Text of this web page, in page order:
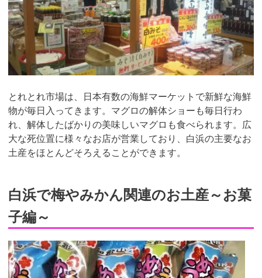
とれとれ市場は、日本有数の海鮮マーケットで新鮮な海鮮
物が毎日入ってきます。マグロの解体ショーも毎日行わ
れ、解体したばかりの美味しいマグロも食べられます。広
大な死位置に様々なお店が営業しており、白浜の主要なお
土産をほとんどそろえることができます。
白浜で梅やみかん関連のお土産～お菓
子編～